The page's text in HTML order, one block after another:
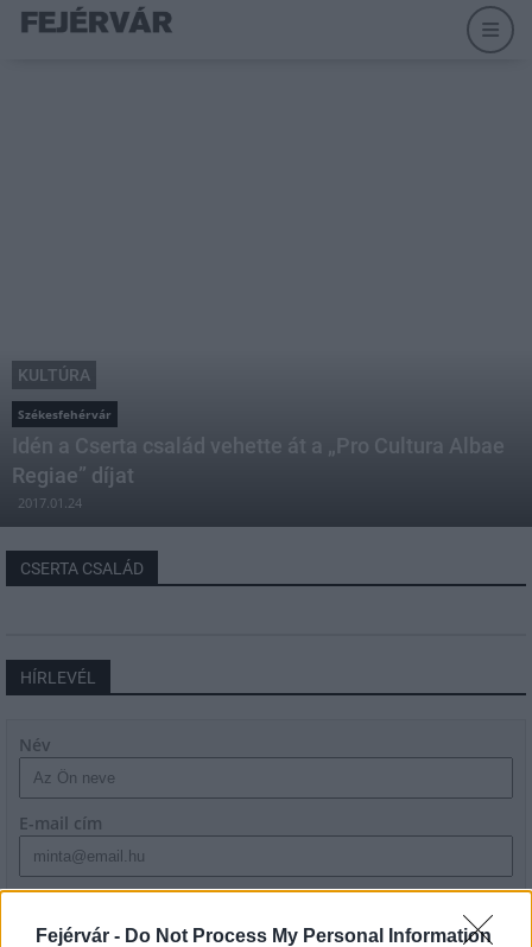
Fejérvár - Do Not Process My Personal Information
KULTÚRA
Székesfehérvár
Idén a Cserta család vehette át a „Pro Cultura Albae
Regiae” díjat
2017.01.24
CSERTA CSALÁD
HÍRLEVÉL
Név
E-mail cím
szabályzatot!